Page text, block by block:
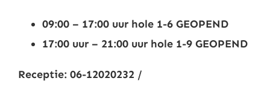
09:00 – 17:00 uur hole 1-6 GEOPEND
17:00 uur – 21:00 uur hole 1-9 GEOPEND
Receptie: 06-12020232 /